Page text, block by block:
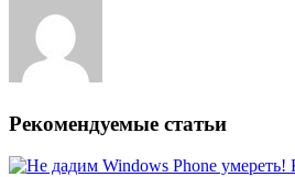
Рекомендуемые статьи